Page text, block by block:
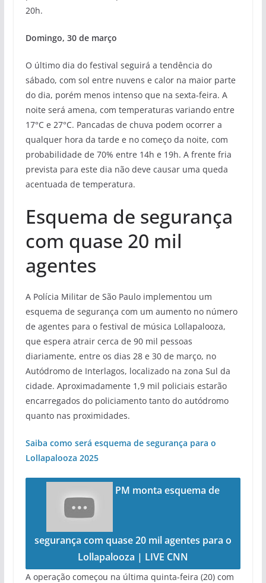
20h.
Domingo, 30 de março
O último dia do festival seguirá a tendência do
sábado, com sol entre nuvens e calor na maior parte
do dia, porém menos intenso que na sexta-feira. A
noite será amena, com temperaturas variando entre
17°C e 27°C. Pancadas de chuva podem ocorrer a
qualquer hora da tarde e no começo da noite, com
probabilidade de 70% entre 14h e 19h. A frente fria
prevista para este dia não deve causar uma queda
acentuada de temperatura.
Esquema de segurança
com quase 20 mil
agentes
A Polícia Militar de São Paulo implementou um
esquema de segurança com um aumento no número
de agentes para o festival de música Lollapalooza,
que espera atrair cerca de 90 mil pessoas
diariamente, entre os dias 28 e 30 de março, no
Autódromo de Interlagos, localizado na zona Sul da
cidade. Aproximadamente 1,9 mil policiais estarão
encarregados do policiamento tanto do autódromo
quanto nas proximidades.
Saiba como será esquema de segurança para o
Lollapalooza 2025
PM monta esquema de
segurança com quase 20 mil agentes para o
Lollapalooza | LIVE CNN
A operação começou na última quinta-feira (20) com